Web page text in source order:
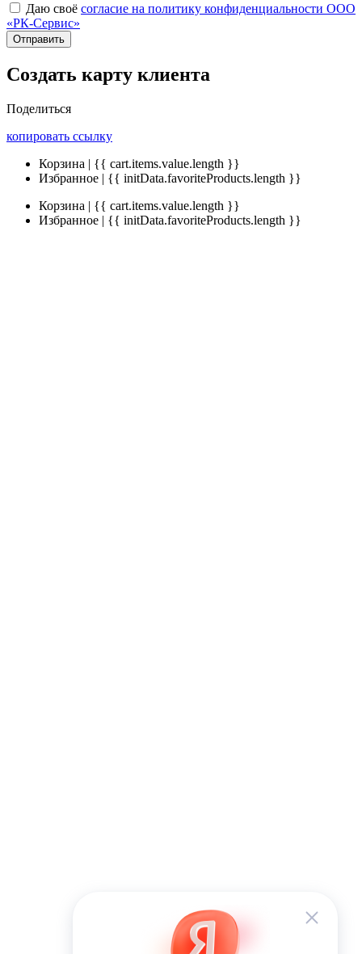
Даю своё согласие на политику конфиденциальности ООО
«РК-Сервис»
Отправить
Создать карту клиента
Поделиться
копировать ссылку
Корзина | {{ cart.items.value.length }}
Избранное | {{ initData.favoriteProducts.length }}
Корзина | {{ cart.items.value.length }}
Избранное | {{ initData.favoriteProducts.length }}